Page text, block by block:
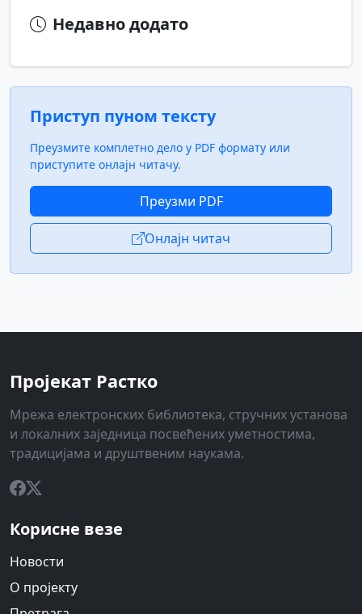
Недавно додато
Приступ пуном тексту
Преузмите комплетно дело у PDF формату или
приступите онлајн читачу.
Преузми PDF
Онлајн читач
Пројекат Растко
Мрежа електронских библиотека, стручних установа
и локалних заједница посвећених уметностима,
традицијама и друштвеним наукама.
Корисне везе
Новости
О пројекту